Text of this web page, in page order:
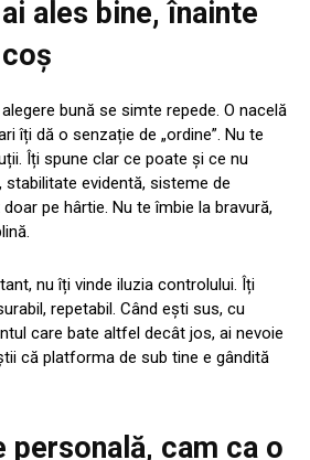
ales bine, înainte
bună se simte repede. O nacelă
îți dă o senzație de „ordine”. Nu te
Îți spune clar ce poate și ce nu
stabilitate evidentă, sisteme de
pe hârtie. Nu te îmbie la bravură,
nu îți vinde iluzia controlului. Îți
repetabil. Când ești sus, cu
care bate altfel decât jos, ai nevoie
că platforma de sub tine e gândită
personală, cam ca o